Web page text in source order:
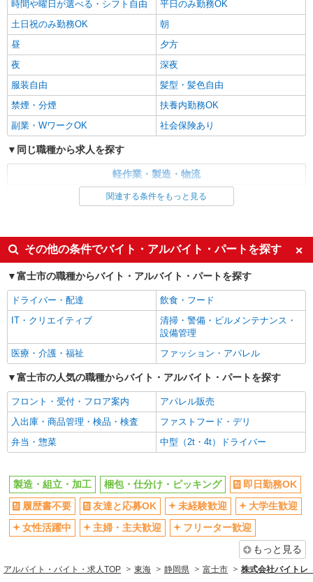
時間や曜日が選べる・シフト自由
平日のみ勤務OK
土日祝のみ勤務OK
朝
昼
夕方
夜
深夜
服装自由
髪型・髪色自由
禁煙・分煙
扶養内勤務OK
副業・WワークOK
社会保険あり
同じ職種から求人を探す
軽作業・製造・物流
梱包・仕分け・ピッキング
未経験歓迎
大学生歓迎
ミドル（40代～）活躍中
日払い
短期（3ヶ月以内）
週1日勤務OK
週2～3日勤務OK
短時間勤務（1日4h以内）OK
深夜
服装自由
扶養内勤務OK
副業・WワークOK
社会保険あり
関連する条件をもっと見る
その他の条件でバイト・アルバイト・パートを探す
富士市の職種からバイト・アルバイト・パートを探す
ドライバー・配達
飲食・フード
IT・クリエイティブ
清掃・警備・ビルメンテナンス・
設備管理
医療・介護・福祉
ファッション・アパレル
富士市の人気の職種からバイト・アルバイト・パートを探す
フロント・受付・フロア案内
アパレル販売
入出庫・商品管理・検品・検査
ファストフード・デリ
弁当・惣菜
中型（2t・4t）ドライバー
製造・組立・加工 梱包・仕分け・ピッキング
即日勤務OK
履歴書不要
友達と応募OK 未経験歓迎
大学生歓迎
女性活躍中
主婦・主夫歓迎
フリーター歓迎
もっと見る
アルバイト・バイト・求人TOP 東海 静岡県 富士市 株式会社バイトレ